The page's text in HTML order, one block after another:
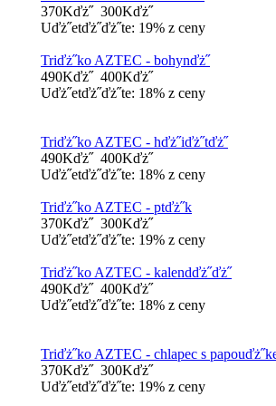
370Kďż˝ 300Kďż˝
Uďż˝etďż˝ďż˝te: 19% z ceny
Triďż˝ko AZTEC - bohynďż˝
490Kďż˝ 400Kďż˝
Uďż˝etďż˝ďż˝te: 18% z ceny
Triďż˝ko AZTEC - hďż˝iďż˝tďż˝
490Kďż˝ 400Kďż˝
Uďż˝etďż˝ďż˝te: 18% z ceny
Triďż˝ko AZTEC - ptďż˝k
370Kďż˝ 300Kďż˝
Uďż˝etďż˝ďż˝te: 19% z ceny
Triďż˝ko AZTEC - kalendďż˝ďż˝
490Kďż˝ 400Kďż˝
Uďż˝etďż˝ďż˝te: 18% z ceny
Triďż˝ko AZTEC - chlapec s
370Kďż˝ 300Kďż˝
Uďż˝etďż˝ďż˝te: 19% z ceny